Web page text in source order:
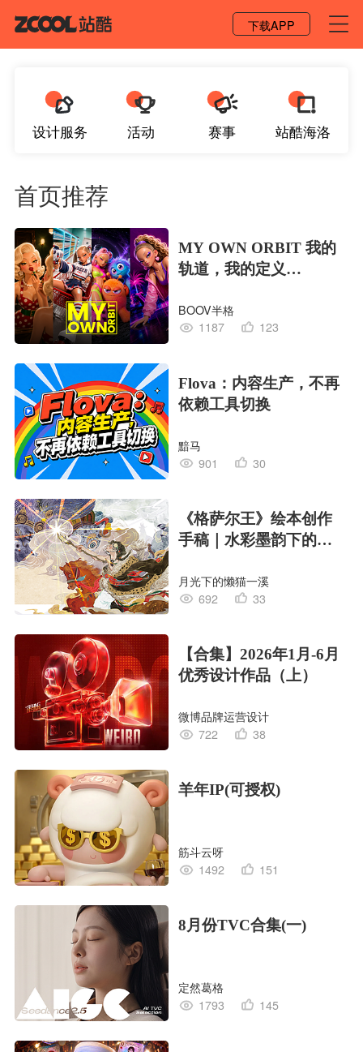
下载APP
设计服务 活动 赛事 站酷海洛
首页推荐
MY OWN ORBIT 我的
轨道，我的定义
对
BOOV半格
1187
123
Flova：内容生产，不再
依赖工具切换
黯马
901
30
《格萨尔王》绘本创作
手稿｜水彩墨韵下的史
月光下的懒猫一溪
692
33
【合集】2026年1月-6月
优秀设计作品（上）
微博品牌运营设计
722
38
羊年IP(可授权)
筋斗云呀
1492
151
8月份TVC合集(一)
定然葛格
1793
145